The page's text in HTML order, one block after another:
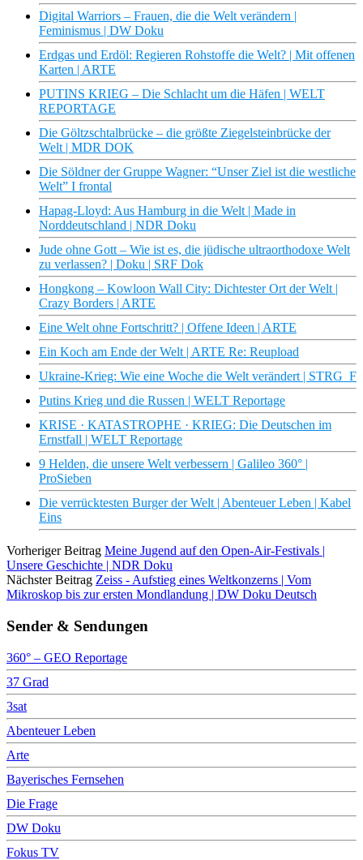
Digital Warriors – Frauen, die die Welt verändern |
Feminismus | DW Doku
Erdgas und Erdöl: Regieren Rohstoffe die Welt? | Mit offenen
Karten | ARTE
PUTINS KRIEG – Die Schlacht um die Häfen | WELT
REPORTAGE
Die Göltzschtalbrücke – die größte Ziegelsteinbrücke der
Welt | MDR DOK
Die Söldner der Gruppe Wagner: “Unser Ziel ist die westliche
Welt” I frontal
Hapag-Lloyd: Aus Hamburg in die Welt | Made in
Norddeutschland | NDR Doku
Jude ohne Gott – Wie ist es, die jüdische ultraorthodoxe Welt
zu verlassen? | Doku | SRF Dok
Hongkong – Kowloon Wall City: Dichtester Ort der Welt |
Crazy Borders | ARTE
Eine Welt ohne Fortschritt? | Offene Ideen | ARTE
Ein Koch am Ende der Welt | ARTE Re: Reupload
Ukraine-Krieg: Wie eine Woche die Welt verändert | STRG_F
Putins Krieg und die Russen | WELT Reportage
KRISE · KATASTROPHE · KRIEG: Die Deutschen im
Ernstfall | WELT Reportage
9 Helden, die unsere Welt verbessern | Galileo 360° |
ProSieben
Die verrücktesten Burger der Welt | Abenteuer Leben | Kabel
Eins
Vorheriger Beitrag Meine Jugend auf den Open-Air-Festivals |
Unsere Geschichte | NDR Doku
Nächster Beitrag Zeiss - Aufstieg eines Weltkonzerns | Vom
Mikroskop bis zur ersten Mondlandung | DW Doku Deutsch
Sender & Sendungen
360° – GEO Reportage
37 Grad
3sat
Abenteuer Leben
Arte
Bayerisches Fernsehen
Die Frage
DW Doku
Fokus TV